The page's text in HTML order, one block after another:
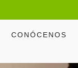
CONÓCENOS